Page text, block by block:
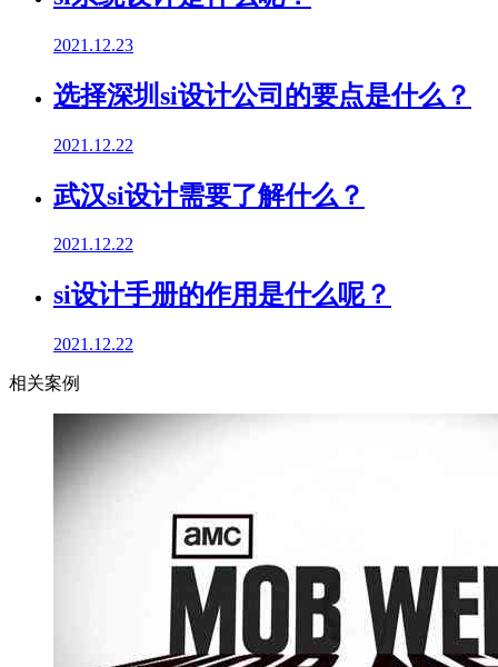
2021.12.23
选择深圳si设计公司的要点是什么？
2021.12.22
武汉si设计需要了解什么？
2021.12.22
si设计手册的作用是什么呢？
2021.12.22
相关案例